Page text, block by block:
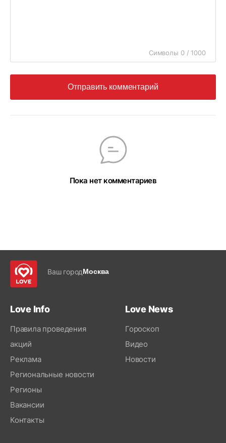
Символы 0 / 1000
Отправить комментарий
Пока нет комментариев
Ваш городМосква
Love Info
Правила проведения
акций
Реклама
Региональные новости
Регионы
Вакансии
Контакты
Love News
Гороскоп
Видео
Новости